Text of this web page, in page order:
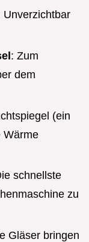
Unverzichtbar
: Zum
dem
(ein
Wärme
schnellste
zu
Gläser bringen